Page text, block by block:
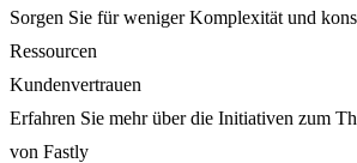
Sorgen Sie für weniger Komplexität und
Ressourcen
Kundenvertrauen
Erfahren Sie mehr über die Initiativen zum
von Fastly